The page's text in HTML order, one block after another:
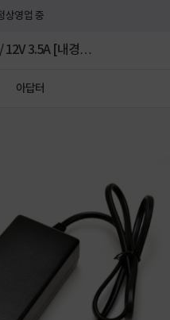
상영업 중
12V 3.5A [내경
아답터